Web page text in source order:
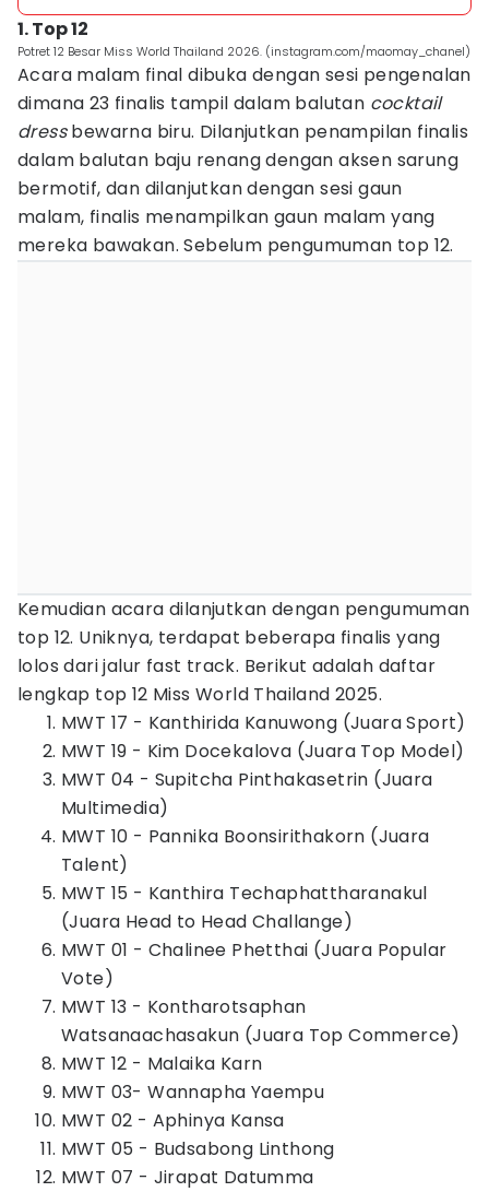
1. Top 12
Potret 12 Besar Miss World Thailand 2026. (instagram.com/maomay_chanel)
Acara malam final dibuka dengan sesi pengenalan
dimana 23 finalis tampil dalam balutan cocktail
dressbewarna biru. Dilanjutkan penampilan finalis
dalam balutan baju renang dengan aksen sarung
bermotif, dan dilanjutkan dengan sesi gaun
malam, finalis menampilkan gaun malam yang
mereka bawakan. Sebelum pengumuman top 12.
Kemudian acara dilanjutkan dengan pengumuman
top 12. Uniknya, terdapat beberapa finalis yang
lolos dari jalur fast track. Berikut adalah daftar
lengkap top 12 Miss World Thailand 2025.
MWT 17 - Kanthirida Kanuwong (Juara Sport)
MWT 19 - Kim Docekalova (Juara Top Model)
MWT 04 - Supitcha Pinthakasetrin (Juara
Multimedia)
MWT 10 - Pannika Boonsirithakorn (Juara
Talent)
MWT 15 - Kanthira Techaphattharanakul
(Juara Head to Head Challange)
MWT 01 - Chalinee Phetthai (Juara Popular
Vote)
MWT 13 - Kontharotsaphan
Watsanaachasakun (Juara Top Commerce)
MWT 12 - Malaika Karn
MWT 03- Wannapha Yaempu
MWT 02 - Aphinya Kansa
MWT 05 - Budsabong Linthong
MWT 07 - Jirapat Datumma